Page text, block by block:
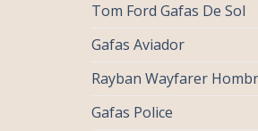
Tom Ford Gafas De Sol
Gafas Aviador
Rayban Wayfarer
Gafas Police